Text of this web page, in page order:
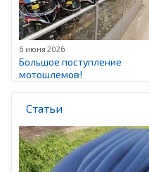
6 июня 2026
Большое поступление
мотошлемов!
Статьи